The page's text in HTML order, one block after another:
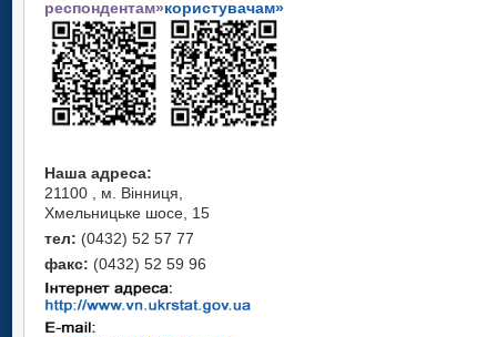
респондентам»користувачам»
Наша адреса:
21100 , м. Вінниця,
Хмельницьке шосе, 15
тел: (0432) 52 57 77
факс: (0432) 52 59 96